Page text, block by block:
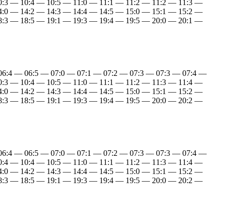
— 10:4 — 10:5 — 11:0 — 11:1 — 11:2 — 11:2 — 11:3 —
— 14:2 — 14:3 — 14:4 — 14:5 — 15:0 — 15:1 — 15:2 —
— 18:5 — 19:1 — 19:3 — 19:4 — 19:5 — 20:0 — 20:1 —
— 06:5 — 07:0 — 07:1 — 07:2 — 07:3 — 07:3 — 07:4 —
— 10:4 — 10:5 — 11:0 — 11:1 — 11:2 — 11:3 — 11:4 —
— 14:2 — 14:3 — 14:4 — 14:5 — 15:0 — 15:1 — 15:2 —
— 18:5 — 19:1 — 19:3 — 19:4 — 19:5 — 20:0 — 20:2 —
— 06:5 — 07:0 — 07:1 — 07:2 — 07:3 — 07:3 — 07:4 —
— 10:4 — 10:5 — 11:0 — 11:1 — 11:2 — 11:3 — 11:4 —
— 14:2 — 14:3 — 14:4 — 14:5 — 15:0 — 15:1 — 15:2 —
— 18:5 — 19:1 — 19:3 — 19:4 — 19:5 — 20:0 — 20:2 —